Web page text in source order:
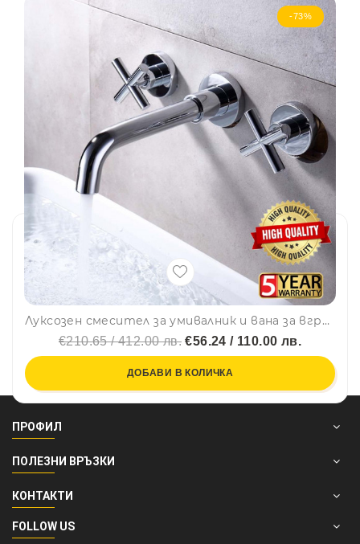
-73%
Луксозен смесител за умивалник и вана за вграждане - хром L-W364
€210.65 / 412.00 лв. €56.24 / 110.00 лв.
ДОБАВИ В КОЛИЧКА
ПРОФИЛ
ПОЛЕЗНИ ВРЪЗКИ
КОНТАКТИ
FOLLOW US